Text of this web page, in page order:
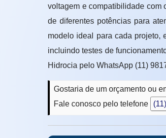
voltagem e compatibilidade com
de diferentes potências para
modelo ideal para cada projeto,
incluindo testes de
Hidrocia pelo WhatsApp (11)
Gostaria de um orçamento ou
Fale conosco pelo telefone